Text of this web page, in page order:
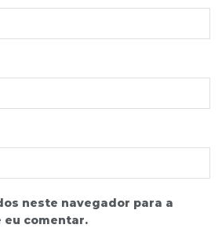
neste navegador para a
eu comentar.